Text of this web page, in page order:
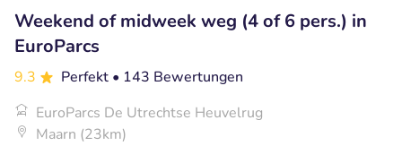
Weekend of midweek weg (4 of 6 pers.) in
EuroParcs
9.3 Perfekt • 143 Bewertungen
EuroParcs De Utrechtse Heuvelrug
Maarn (23km)